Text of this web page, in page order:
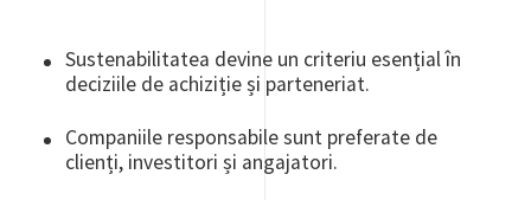
Sustenabilitatea devine un criteriu esențial în
deciziile de achiziție și parteneriat.
Companiile responsabile sunt preferate de
clienți, investitori și angajatori.